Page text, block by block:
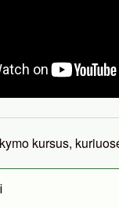
kursus,